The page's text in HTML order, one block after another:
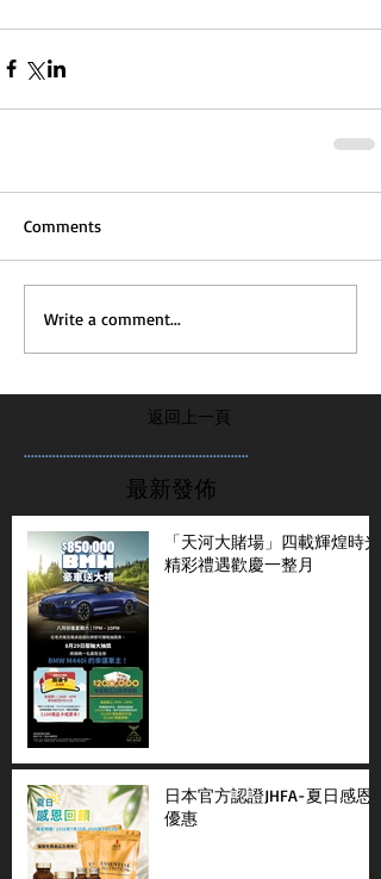
Comments
Write a comment...
返回上一頁
...............................................................
最新發佈
「天河大賭場」四載輝煌時光
精彩禮遇歡慶一整月
日本官方認證JHFA-夏日感恩
優惠